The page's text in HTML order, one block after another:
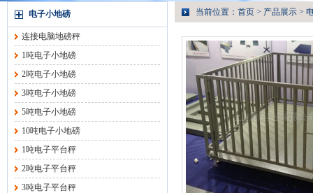
电子小地磅
连接电脑地磅秤
1吨电子小地磅
2吨电子小地磅
3吨电子小地磅
5吨电子小地磅
10吨电子小地磅
1吨电子平台秤
2吨电子平台秤
3吨电子平台秤
当前位置： 首页 > 产品展示 >